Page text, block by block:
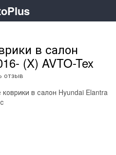
в салон
(X) AVTO-Tex
отзыв